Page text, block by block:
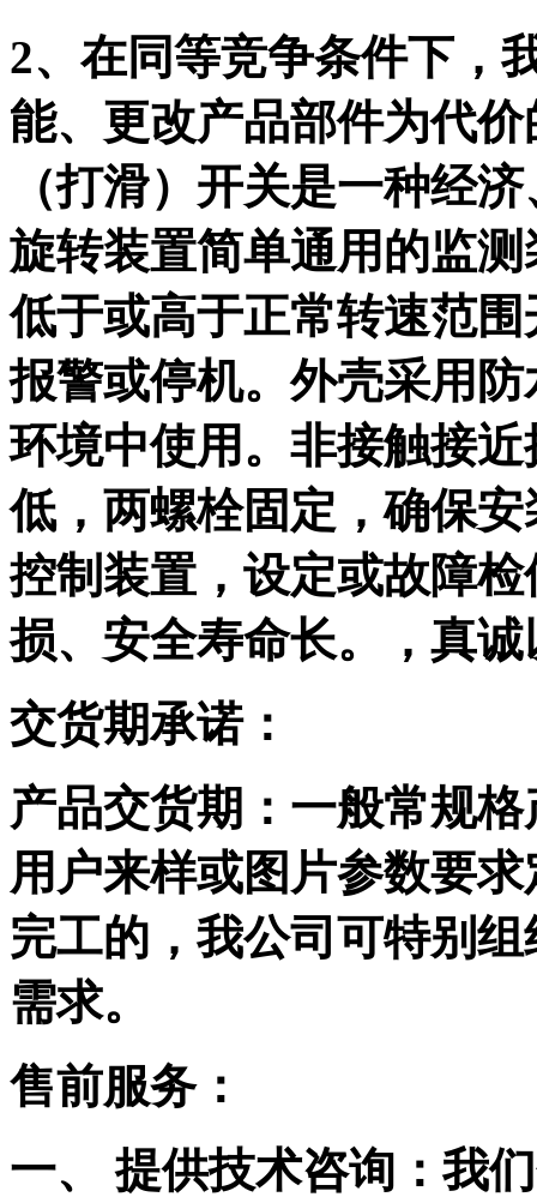
2、在同等竞争条件下，
能、更改产品部件为代
（打滑）开关是一种经
旋转装置简单通用的监
低于或高于正常转速范
报警或停机。外壳采用
环境中使用。非接触接
低，两螺栓固定，确保
控制装置，设定或故障
损、安全寿命长。，真
交货期承诺：
产品交货期：一般常规
用户来样或图片参数要
完工的，我公司可特别
需求。
售前服务：
一、 提供技术咨询：我